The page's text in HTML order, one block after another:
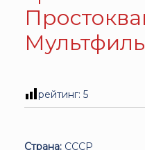
рейтинг: 5
Страна: СССР